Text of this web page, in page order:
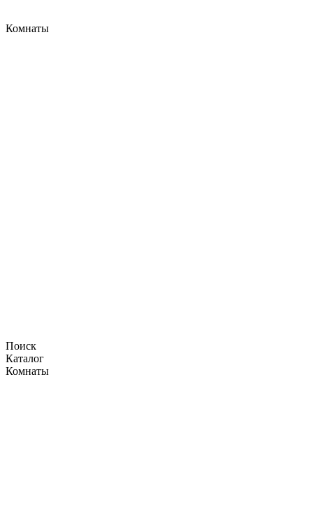
Комнаты
Поиск
Каталог
Комнаты